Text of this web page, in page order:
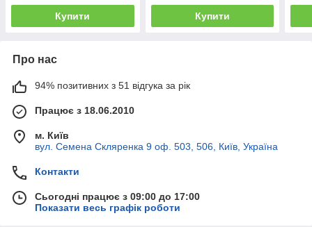
Купити Купити
Про нас
94% позитивних з 51 відгука за рік
Працює з 18.06.2010
м. Київ
вул. Семена Скляренка 9 оф. 503, 506, Київ, Україна
Контакти
Сьогодні працює з 09:00 до 17:00
Показати весь графік роботи